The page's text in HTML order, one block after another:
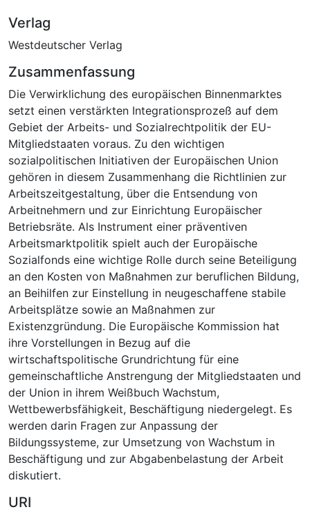
Verlag
Westdeutscher Verlag
Zusammenfassung
Die Verwirklichung des europäischen Binnenmarktes
setzt einen verstärkten Integrationsprozeß auf dem
Gebiet der Arbeits- und Sozialrechtpolitik der EU-
Mitgliedstaaten voraus. Zu den wichtigen
sozialpolitischen Initiativen der Europäischen Union
gehören in diesem Zusammenhang die Richtlinien zur
Arbeitszeitgestaltung, über die Entsendung von
Arbeitnehmern und zur Einrichtung Europäischer
Betriebsräte. Als Instrument einer präventiven
Arbeitsmarktpolitik spielt auch der Europäische
Sozialfonds eine wichtige Rolle durch seine Beteiligung
an den Kosten von Maßnahmen zur beruflichen Bildung,
an Beihilfen zur Einstellung in neugeschaffene stabile
Arbeitsplätze sowie an Maßnahmen zur
Existenzgründung. Die Europäische Kommission hat
ihre Vorstellungen in Bezug auf die
wirtschaftspolitische Grundrichtung für eine
gemeinschaftliche Anstrengung der Mitgliedstaaten und
der Union in ihrem Weißbuch Wachstum,
Wettbewerbsfähigkeit, Beschäftigung niedergelegt. Es
werden darin Fragen zur Anpassung der
Bildungssysteme, zur Umsetzung von Wachstum in
Beschäftigung und zur Abgabenbelastung der Arbeit
diskutiert.
URI